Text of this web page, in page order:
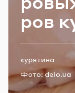
ров
Теги:
курятина
Фото: delo.ua